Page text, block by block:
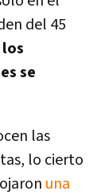
del 45
se
las
lo cierto
una